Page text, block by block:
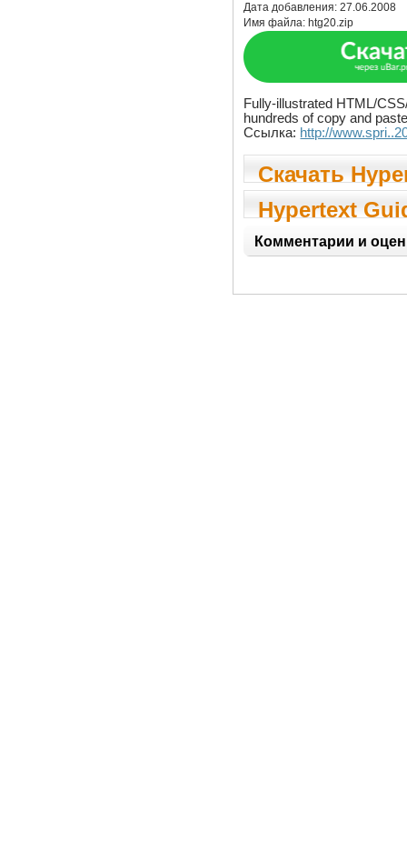
Дата добавления:27.06.2008
Имя файла: htg20.zip
Fully-illustrated HTML/
hundreds of copy and
Ссылка: http://
Скачать
Guide 2.0
Hypertext
Комментарии и